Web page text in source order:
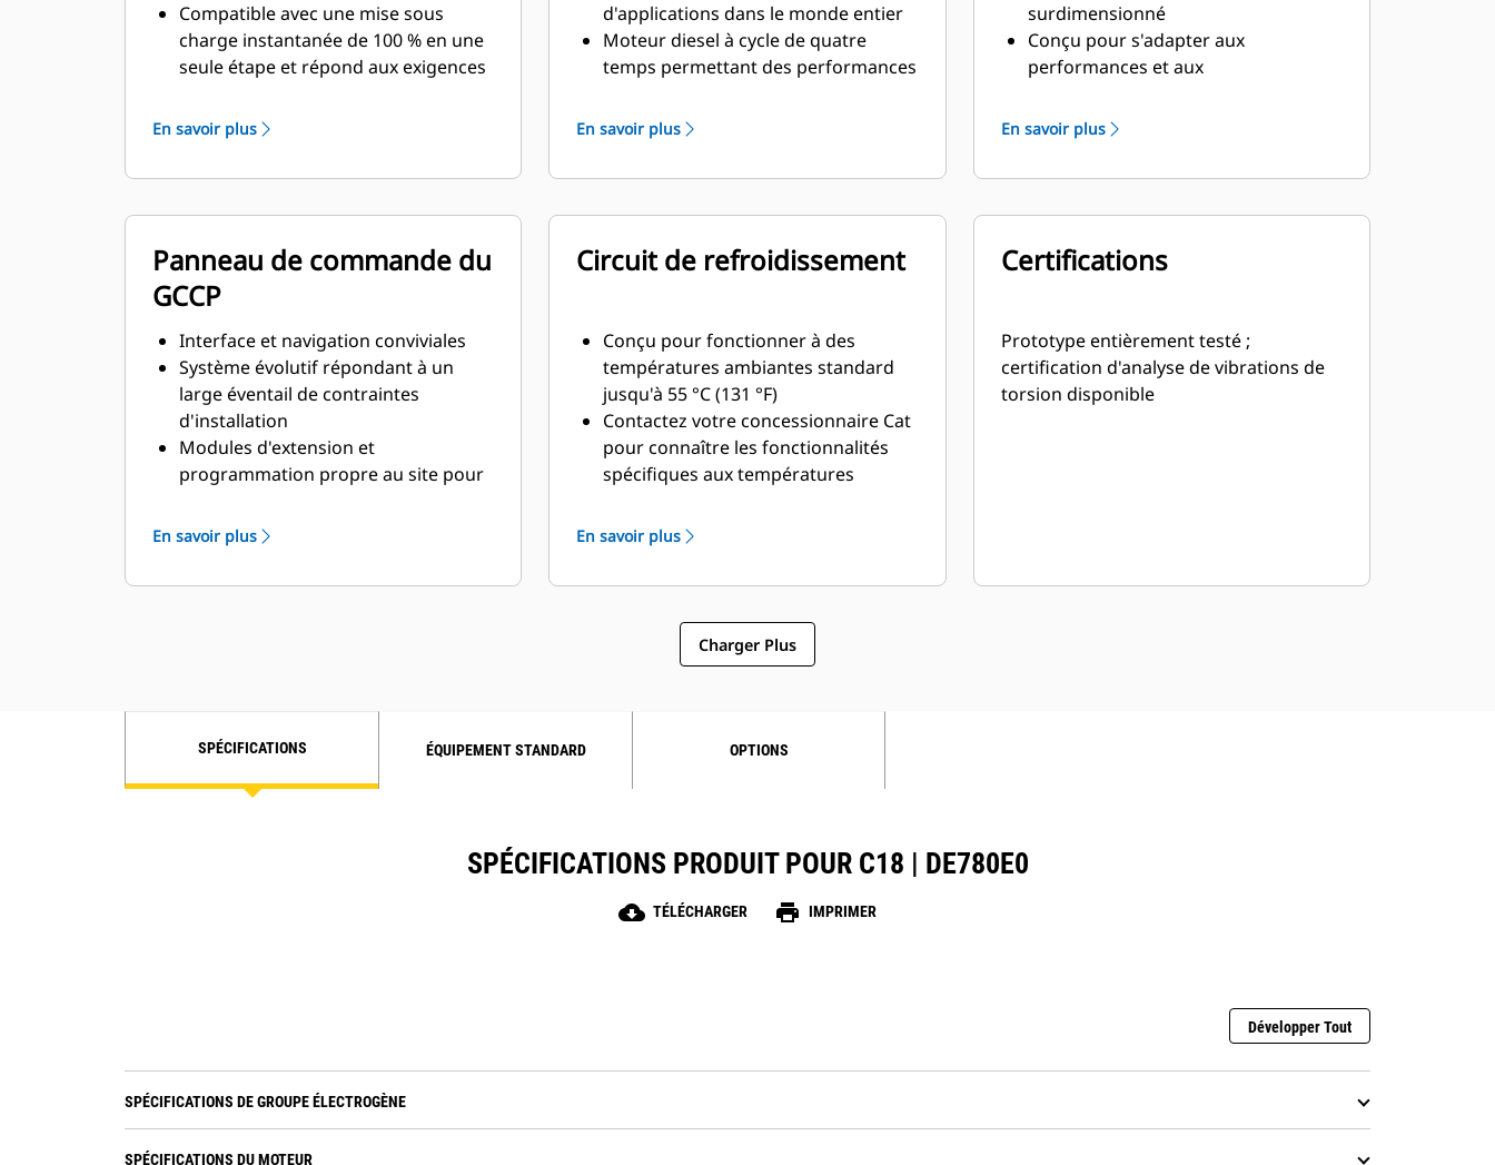
Compatible avec une mise sous
charge instantanée de 100 % en une
seule étape et répond aux exigences
Conformes aux exigences de la
norme ISO 8528-5 relatives au
régime continu et à la réponse
En savoir plus
d'applications dans le monde entier
Moteur diesel à cycle de quatre
temps permettant des performances
économies de carburant avec un
poids minimal
En savoir plus
surdimensionné
Conçu pour s'adapter aux
performances et aux
moteurs diesel Cat
Isolation robuste de classe H
En savoir plus
Panneau de commande du
GCCP
Interface et navigation conviviales
Système évolutif répondant à un
large éventail de contraintes
d'installation
Modules d'extension et
programmation propre au site pour
des clients
En savoir plus
Circuit de refroidissement
Conçu pour fonctionner à des
températures ambiantes standard
jusqu'à 55 °C (131 °F)
Contactez votre concessionnaire Cat
pour connaître les fonctionnalités
spécifiques aux températures
En savoir plus
Certifications
Prototype entièrement testé ;
certification d'analyse de vibrations de
torsion disponible
Charger Plus
SPÉCIFICATIONS ÉQUIPEMENT STANDARD OPTIONS
SPÉCIFICATIONS PRODUIT POUR C18 | DE780E0
cloud_download TÉLÉCHARGER print IMPRIMER
Développer Tout
SPÉCIFICATIONS DE GROUPE ÉLECTROGÈNE
SPÉCIFICATIONS DU MOTEUR